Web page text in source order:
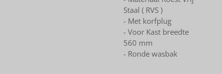
Staal ( RVS )
- Met korfplug
- Voor Kast breedte
560 mm
- Ronde wasbak